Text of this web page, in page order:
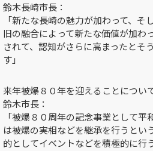
鈴木長崎市長：
「新たな長崎の魅力が加わって、
旧の融合によって新たな価値が加わ
されて、認知がさらに高まったとそ
す」
来年被爆８０年を迎えることについ
鈴木市長：
「被爆８０周年の記念事業として
は被爆の実相などを継承を行うとい
的としてイベントなどを積極的に行う